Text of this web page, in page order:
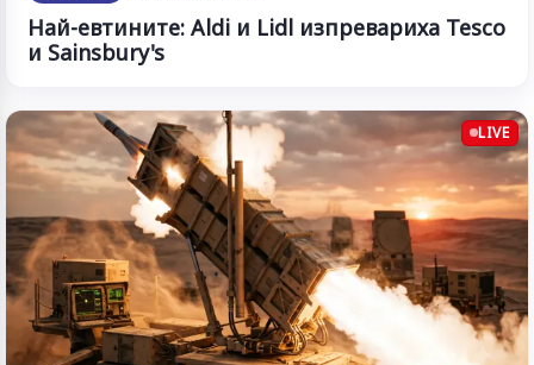
Най-евтините: Aldi и Lidl изпревариха Tesco
и Sainsbury's
LIVE